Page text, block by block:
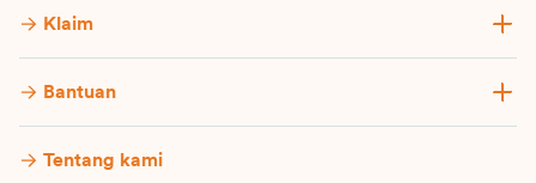
Klaim
Bantuan
Tentang kami